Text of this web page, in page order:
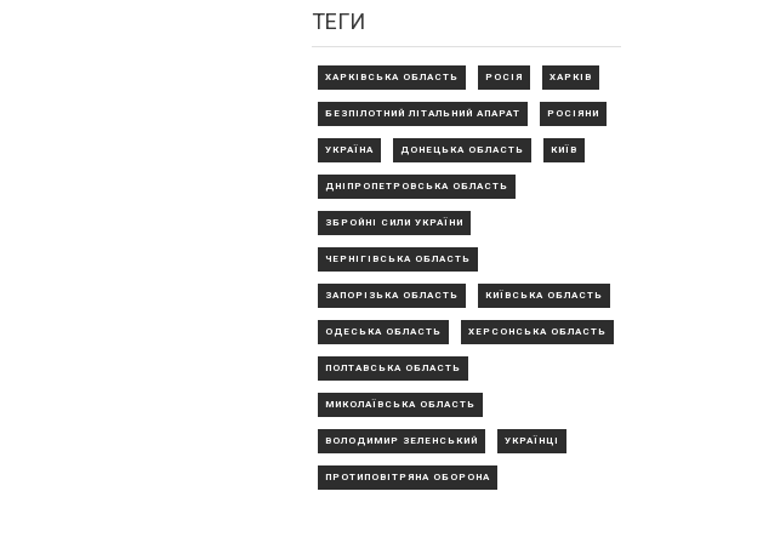
ТЕГИ
ХАРКІВСЬКА ОБЛАСТЬ РОСІЯ ХАРКІВ
БЕЗПІЛОТНИЙ ЛІТАЛЬНИЙ АПАРАТ РОСІЯНИ
УКРАЇНА ДОНЕЦЬКА ОБЛАСТЬ КИЇВ
ДНІПРОПЕТРОВСЬКА ОБЛАСТЬ
ЗБРОЙНІ СИЛИ УКРАЇНИ
ЧЕРНІГІВСЬКА ОБЛАСТЬ
ЗАПОРІЗЬКА ОБЛАСТЬ КИЇВСЬКА ОБЛАСТЬ
ОДЕСЬКА ОБЛАСТЬ ХЕРСОНСЬКА ОБЛАСТЬ
ПОЛТАВСЬКА ОБЛАСТЬ
МИКОЛАЇВСЬКА ОБЛАСТЬ
ВОЛОДИМИР ЗЕЛЕНСЬКИЙ УКРАЇНЦІ
ПРОТИПОВІТРЯНА ОБОРОНА